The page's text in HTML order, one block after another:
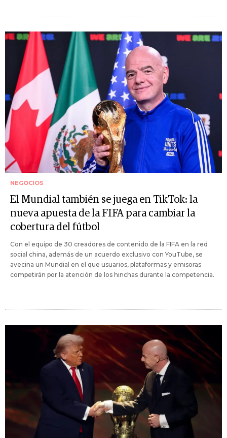
NEGOCIOS
El Mundial también se juega en TikTok: la
nueva apuesta de la FIFA para cambiar la
cobertura del fútbol
Con el equipo de 30 creadores de contenido de la FIFA en la red
social china, además de un acuerdo exclusivo con YouTube, se
avecina un Mundial en el que usuarios, plataformas y emisoras
competirán por la atención de los hinchas durante la competencia.